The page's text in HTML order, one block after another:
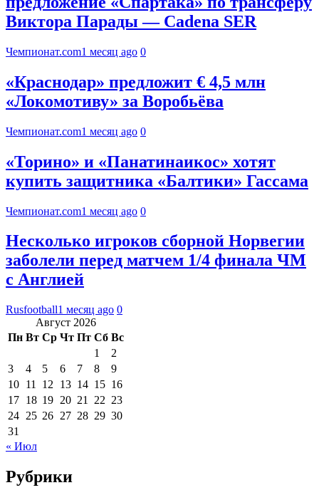
Виктора Парады — Cadena SER
Чемпионат.com1 месяц ago 0
«Краснодар» предложит € 4,5 млн
«Локомотиву» за Воробьёва
Чемпионат.com1 месяц ago 0
«Торино» и «Панатинаикос» хотят
купить защитника «Балтики» Гассама
Чемпионат.com1 месяц ago 0
Несколько игроков сборной Норвегии
заболели перед матчем 1/4 финала ЧМ
с Англией
Rusfootball1 месяц ago 0
Август 2026
Пн Вт Ср Чт Пт Сб Вс
1
2
3
4 5 6 7 8
9
10 11 12 13 14 15 16
17 18 19 20 21 22 23
24 25 26 27 28 29 30
31
« Июл
Рубрики